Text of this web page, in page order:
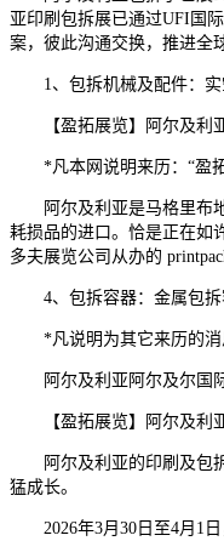
亚印刷包拆展已通过UFI国
案，彼此沟通交换，推进全
1、包拆机械及配件：实
【盈拓展览】阿尔及利亚
*凡本网说明来历：“盈拓
阿尔及利亚是马格里布地
耗损品的进口。恰是正在如
多夫展览公司从办的
4、包拆容器：金属包拆
*凡说明为其它来历的消息
阿尔及利亚阿尔及尔国际
【盈拓展览】阿尔及利亚
阿尔及利亚的印刷及包拆
猛成长。
2026年3月30日至4月1日